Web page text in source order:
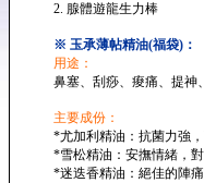
2. 腺體遊龍生力棒
※ 玉承薄帖精油(福袋)：
用途：
鼻塞、刮痧、痠痛、提神
主要成份：
*尤加利精油：抗菌力強
*雪松精油：安撫情緒，
*迷迭香精油：絕佳的陣